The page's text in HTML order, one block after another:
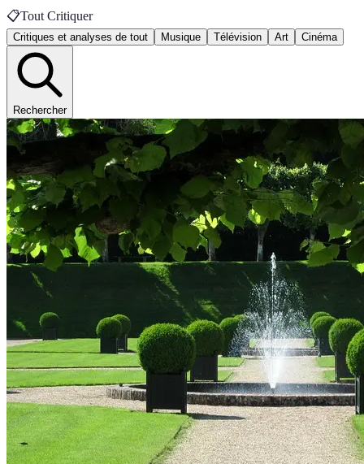
📋Tout Critiquer
Critiques et analyses de tout Musique Télévision Art Cinéma
Rechercher